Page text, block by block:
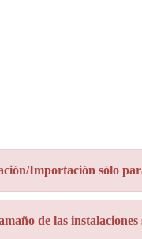
Importación sólo
de las